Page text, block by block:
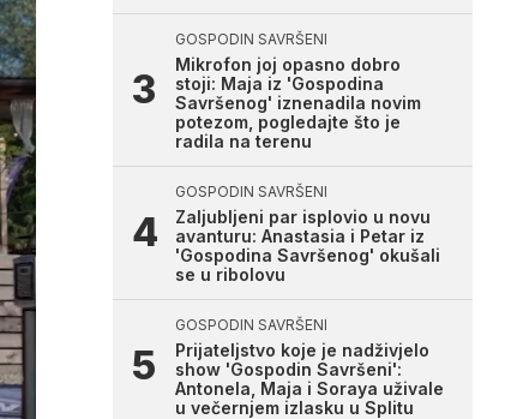
GOSPODIN SAVRŠENI
Mikrofon joj opasno dobro
stoji: Maja iz 'Gospodina
Savršenog' iznenadila novim
potezom, pogledajte što je
radila na terenu
GOSPODIN SAVRŠENI
Zaljubljeni par isplovio u novu
avanturu: Anastasia i Petar iz
'Gospodina Savršenog' okušali
se u ribolovu
GOSPODIN SAVRŠENI
Prijateljstvo koje je nadživjelo
show 'Gospodin Savršeni':
Antonela, Maja i Soraya uživale
u večernjem izlasku u Splitu